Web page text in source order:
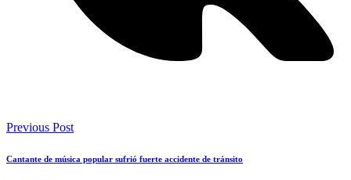
Previous Post
Cantante de música popular sufrió fuerte accidente de tránsito